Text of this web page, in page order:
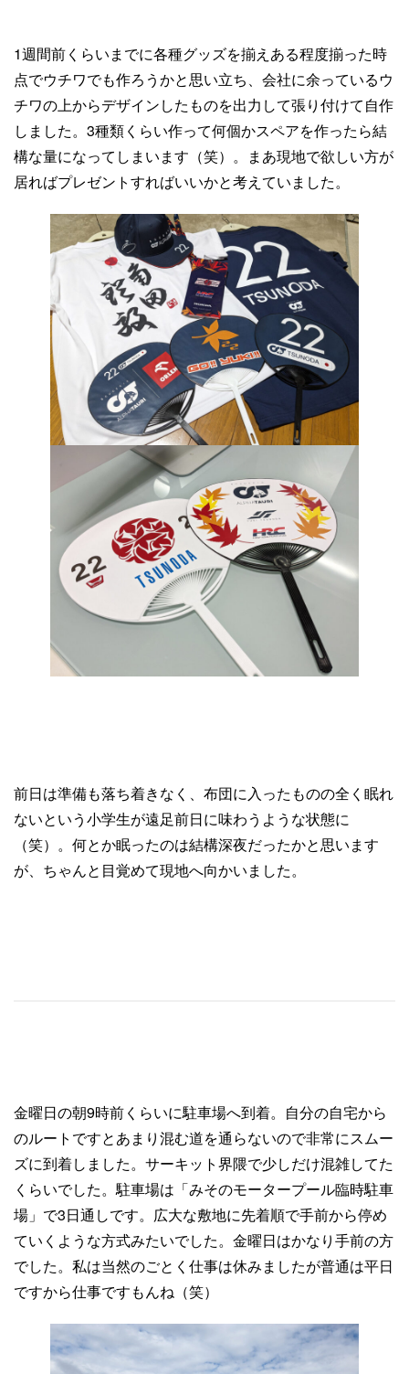
1週間前くらいまでに各種グッズを揃えある程度揃った時
点でウチワでも作ろうかと思い立ち、会社に余っているウ
チワの上からデザインしたものを出力して張り付けて自作
しました。3種類くらい作って何個かスペアを作ったら結
構な量になってしまいます（笑）。まあ現地で欲しい方が
居ればプレゼントすればいいかと考えていました。
前日は準備も落ち着きなく、布団に入ったものの全く眠れ
ないという小学生が遠足前日に味わうような状態に
（笑）。何とか眠ったのは結構深夜だったかと思います
が、ちゃんと目覚めて現地へ向かいました。
金曜日の朝9時前くらいに駐車場へ到着。自分の自宅から
のルートですとあまり混む道を通らないので非常にスムー
ズに到着しました。サーキット界隈で少しだけ混雑してた
くらいでした。駐車場は「みそのモータープール臨時駐車
場」で3日通しです。広大な敷地に先着順で手前から停め
ていくような方式みたいでした。金曜日はかなり手前の方
でした。私は当然のごとく仕事は休みましたが普通は平日
ですから仕事ですもんね（笑）